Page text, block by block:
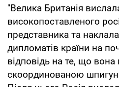
"Велика Британія
високопоставленого
представника та
дипломатів країни на
відповідь на те, що вона
скоординованою